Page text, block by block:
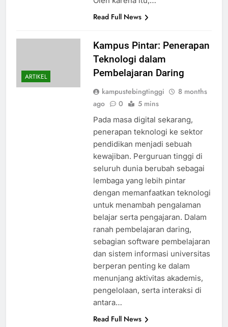
Read Full News
ARTIKEL
Kampus Pintar: Penerapan
Teknologi dalam
Pembelajaran Daring
kampustebingtinggi
8 months
ago
0 5 mins
Pada masa digital sekarang,
penerapan teknologi ke sektor
pendidikan menjadi sebuah
kewajiban. Perguruan tinggi di
seluruh dunia berubah sebagai
lembaga yang lebih pintar
dengan memanfaatkan teknologi
untuk menambah pengalaman
belajar serta pengajaran. Dalam
ranah pembelajaran daring,
sebagian software pembelajaran
dan sistem informasi universitas
berperan penting ke dalam
menunjang aktivitas akademis,
pengelolaan, serta interaksi di
antara…
Read Full News